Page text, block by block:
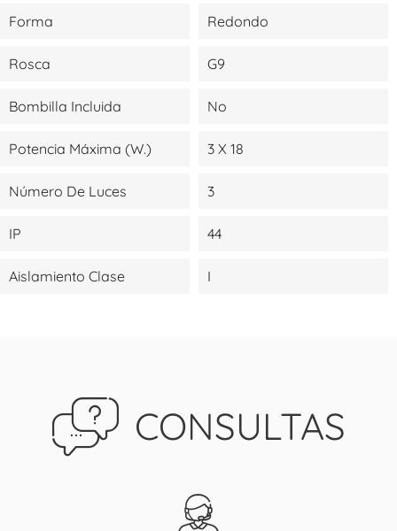
Forma Redondo
Rosca G9
Bombilla Incluida No
Potencia Máxima (W.) 3 X 18
Número De Luces 3
IP 44
Aislamiento Clase I
CONSULTAS